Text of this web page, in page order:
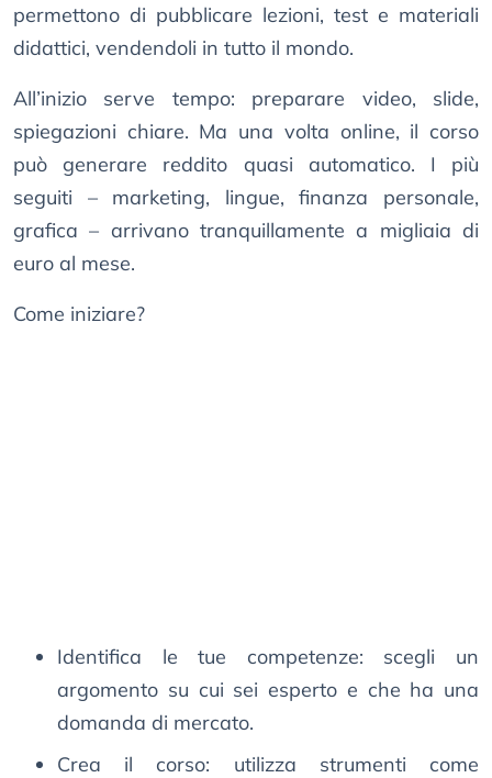
permettono di pubblicare lezioni, test e materiali
didattici, vendendoli in tutto il mondo.
All’inizio serve tempo: preparare video, slide,
spiegazioni chiare. Ma una volta online, il corso
può generare reddito quasi automatico. I più
seguiti – marketing, lingue, finanza personale,
grafica – arrivano tranquillamente a migliaia di
euro al mese.
Come iniziare?
Identifica le tue competenze: scegli un
argomento su cui sei esperto e che ha una
domanda di mercato.
Crea il corso: utilizza strumenti come